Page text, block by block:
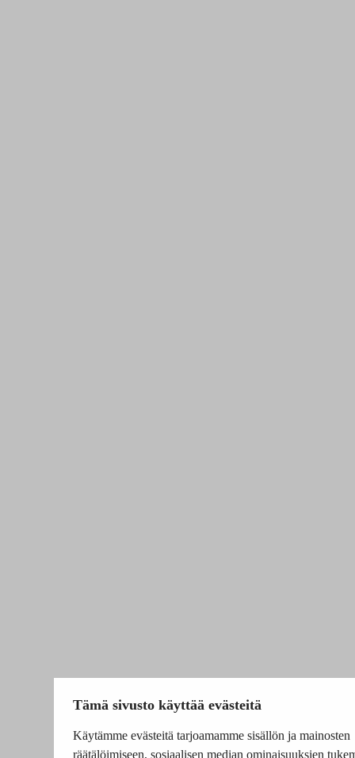
Tämä sivusto käyttää evästeitä
Käytämme evästeitä tarjoamamme sisällön ja mainosten
räätälöimiseen, sosiaalisen median ominaisuuksien